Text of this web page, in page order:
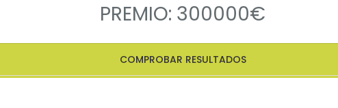
PREMIO: 300000€
COMPROBAR RESULTADOS